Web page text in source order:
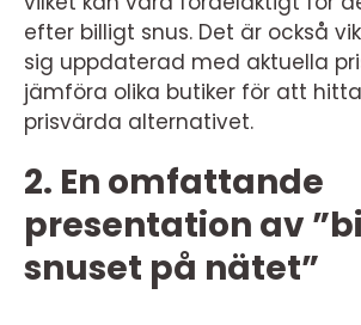
efter billigt snus. Det är också
sig uppdaterad med aktuella
jämföra olika butiker för att
prisvärda alternativet.
2. En omfattande
presentation av
snuset på nätet”